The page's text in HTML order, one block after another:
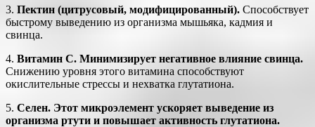
3. Пектин (цитрусовый, модифицированный). Способствует
быстрому выведению из организма мышьяка, кадмия и
свинца.
4. Витамин C. Минимизирует негативное влияние свинца.
Снижению уровня этого витамина способствуют
окислительные стрессы и нехватка глутатиона.
5. Селен. Этот микроэлемент ускоряет выведение из
организма ртути и повышает активность глутатиона.